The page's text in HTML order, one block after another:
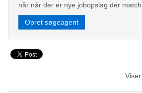
når når der er nye jobopslag der
Opret søgeagent